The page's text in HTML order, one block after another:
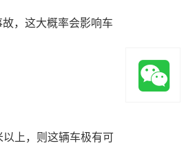
，这大概率会影响车
上，则这辆车极有可